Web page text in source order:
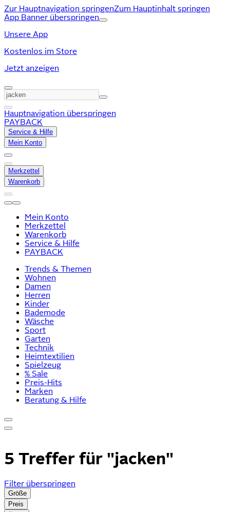
Zur Hauptnavigation springenZum Hauptinhalt springen
App Banner überspringen
Unsere App
Kostenlos im Store
Jetzt anzeigen
Hauptnavigation überspringen
PAYBACK
Service & Hilfe
Mein Konto
Merkzettel
Warenkorb
Mein Konto
Merkzettel
Warenkorb
Service & Hilfe
PAYBACK
Trends & Themen
Wohnen
Damen
Herren
Kinder
Bademode
Wäsche
Sport
Garten
Technik
Heimtextilien
Spielzeug
% Sale
Preis-Hits
Marken
Beratung & Hilfe
5 Treffer für "jacken"
Filter überspringen
Größe
Preis